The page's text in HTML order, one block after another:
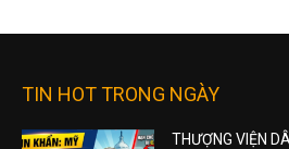
TIN HOT TRONG NGÀY
THƯỢNG VIỆN